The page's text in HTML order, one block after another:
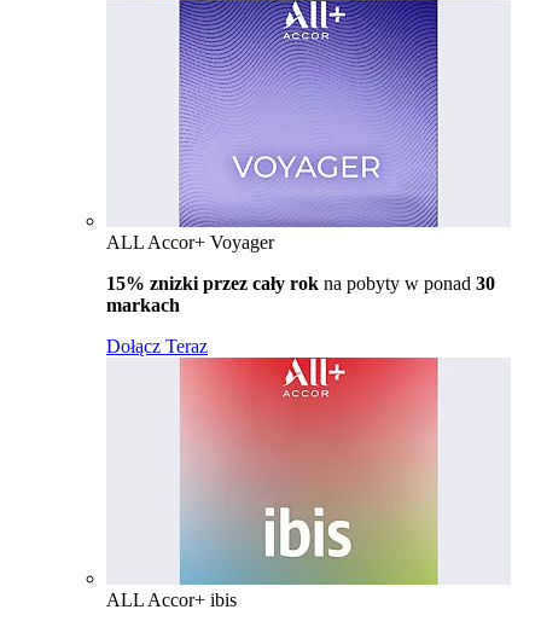
ALL Accor+ Voyager
15% znizki przez cały rok na pobyty w ponad 30
markach
Dołącz Teraz
ALL Accor+ ibis